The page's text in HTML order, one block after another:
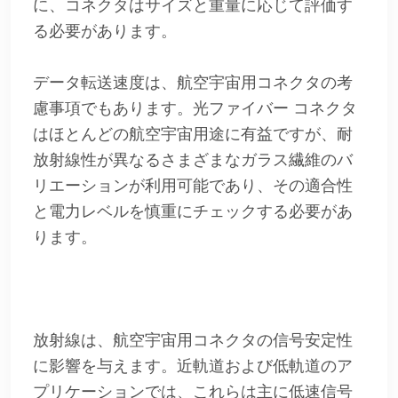
に、コネクタはサイズと重量に応じて評価す
る必要があります。
データ転送速度は、航空宇宙用コネクタの考
慮事項でもあります。光ファイバー コネクタ
はほとんどの航空宇宙用途に有益ですが、耐
放射線性が異なるさまざまなガラス繊維のバ
リエーションが利用可能であり、その適合性
と電力レベルを慎重にチェックする必要があ
ります。
放射線は、航空宇宙用コネクタの信号安定性
に影響を与えます。近軌道および低軌道のア
プリケーションでは、これらは主に低速信号